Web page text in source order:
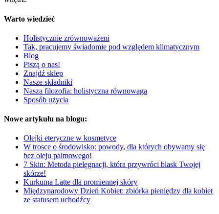
Warto wiedzieć
Holistycznie zrównoważeni
Tak, pracujemy świadomie pod względem klimatycznym
Blog
Piszą o nas!
Znajdź sklep
Nasze składniki
Nasza filozofia: holistyczna równowaga
Sposób użycia
Nowe artykułu na blogu:
Olejki eteryczne w kosmetyce
W trosce o środowisko: powody, dla których obywamy się
bez oleju palmowego!
7 Skin: Metoda pielęgnacji, która przywróci blask Twojej
skórze!
Kurkuma Latte dla promiennej skóry
Międzynarodowy Dzień Kobiet: zbiórka pieniędzy dla kobiet
ze statusem uchodźcy